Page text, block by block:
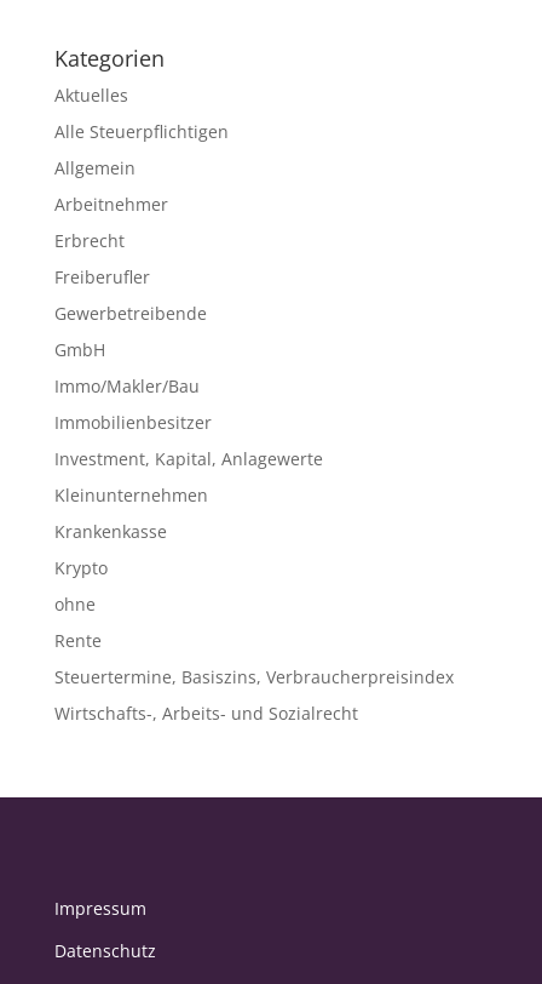
Kategorien
Aktuelles
Alle Steuerpflichtigen
Allgemein
Arbeitnehmer
Erbrecht
Freiberufler
Gewerbetreibende
GmbH
Immo/Makler/Bau
Immobilienbesitzer
Investment, Kapital, Anlagewerte
Kleinunternehmen
Krankenkasse
Krypto
ohne
Rente
Steuertermine, Basiszins, Verbraucherpreisindex
Wirtschafts-, Arbeits- und Sozialrecht
Impressum
Datenschutz